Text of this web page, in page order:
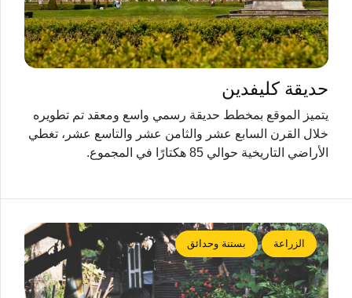
حديقة كليفدين
يتميز الموقع بمخطط حديقة رسمي واسع ومعقد تم تطويره
خلال القرن السابع عشر والثامن عشر والتاسع عشر، تغطي
الأراضي التاريخية حوالي 85 هكتارًا في المجموع.
الزراعة بستنة وحدائق